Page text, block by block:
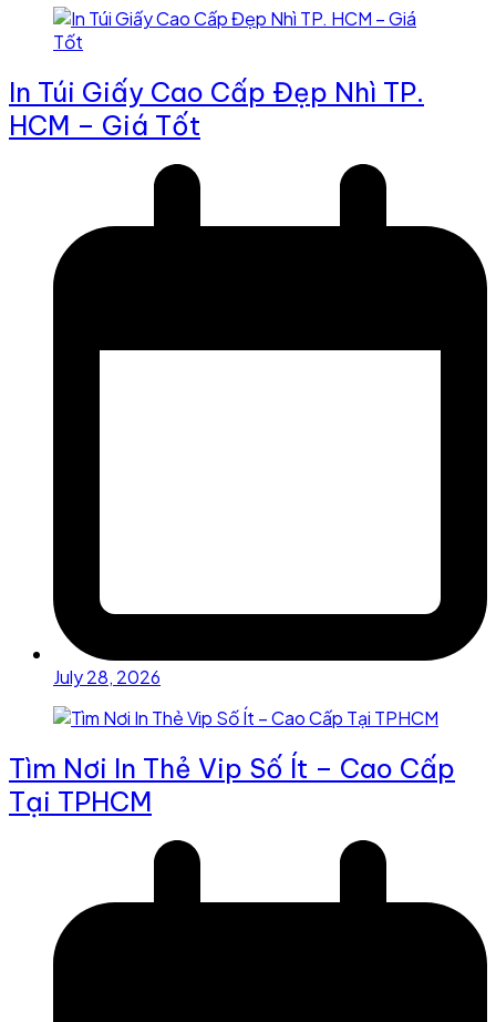
In Túi Giấy Cao Cấp Đẹp Nhì TP.
HCM – Giá Tốt
July 28, 2026
Tìm Nơi In Thẻ Vip Số Ít – Cao Cấp
Tại TPHCM